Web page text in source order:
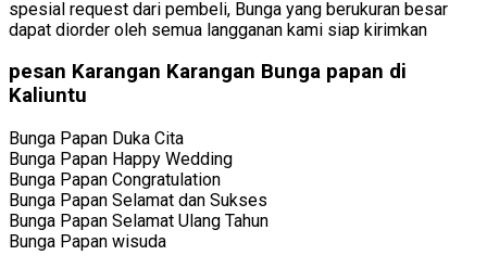
spesial request dari pembeli, Bunga yang berukuran besar
dapat diorder oleh semua langganan kami siap kirimkan
pesan Karangan Karangan Bunga papan di
Kaliuntu
Bunga Papan Duka Cita
Bunga Papan Happy Wedding
Bunga Papan Congratulation
Bunga Papan Selamat dan Sukses
Bunga Papan Selamat Ulang Tahun
Bunga Papan wisuda